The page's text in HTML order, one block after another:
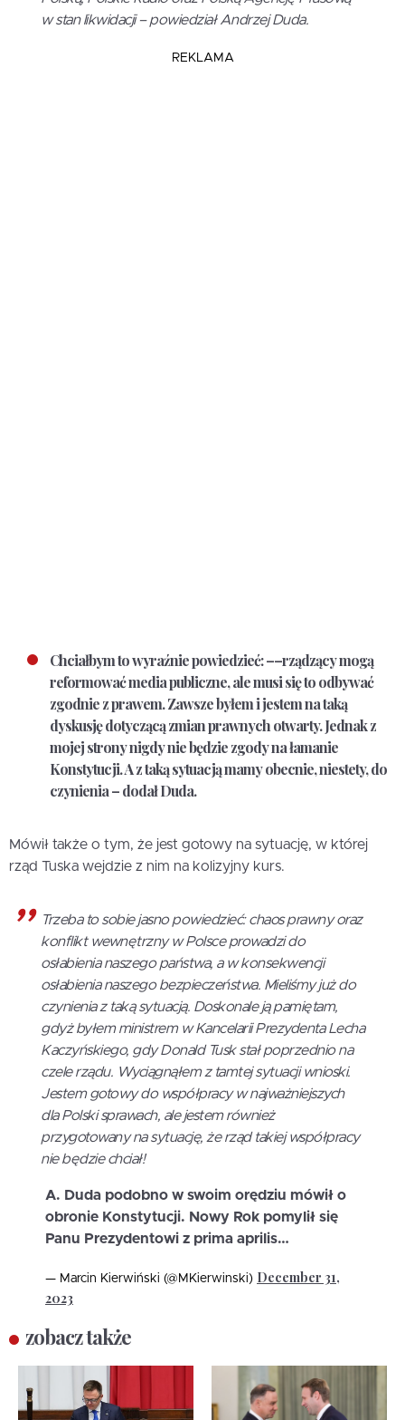
w stan likwidacji – powiedział Andrzej Duda.
REKLAMA
Chciałbym to wyraźnie powiedzieć: ––rządzący mogą
reformować media publiczne, ale musi się to odbywać
zgodnie z prawem. Zawsze byłem i jestem na taką
dyskusję dotyczącą zmian prawnych otwarty. Jednak z
mojej strony nigdy nie będzie zgody na łamanie
Konstytucji. A z taką sytuacją mamy obecnie, niestety, do
czynienia – dodał Duda.
Mówił także o tym, że jest gotowy na sytuację, w której
rząd Tuska wejdzie z nim na kolizyjny kurs.
Trzeba to sobie jasno powiedzieć: chaos prawny oraz
konflikt wewnętrzny w Polsce prowadzi do
osłabienia naszego państwa, a w konsekwencji
osłabienia naszego bezpieczeństwa. Mieliśmy już do
czynienia z taką sytuacją. Doskonale ją pamiętam,
gdyż byłem ministrem w Kancelarii Prezydenta Lecha
Kaczyńskiego, gdy Donald Tusk stał poprzednio na
czele rządu. Wyciągnąłem z tamtej sytuacji wnioski.
Jestem gotowy do współpracy w najważniejszych
dla Polski sprawach, ale jestem również
przygotowany na sytuację, że rząd takiej współpracy
nie będzie chciał!
A. Duda podobno w swoim orędziu mówił o
obronie Konstytucji. Nowy Rok pomylił się
Panu Prezydentowi z prima aprilis…
— Marcin Kierwiński (@MKierwinski) December 31,
2023
zobacz także